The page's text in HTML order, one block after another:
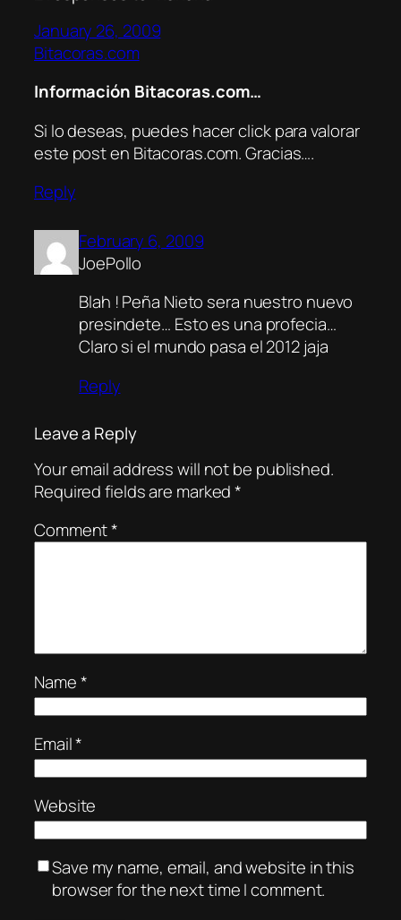
January 26, 2009
Bitacoras.com
Información Bitacoras.com…
Si lo deseas, puedes hacer click para valorar
este post en Bitacoras.com. Gracias….
Reply
February 6, 2009
JoePollo
Blah ! Peña Nieto sera nuestro nuevo
presindete… Esto es una profecia…
Claro si el mundo pasa el 2012 jaja
Reply
Leave a Reply
Your email address will not be published.
Required fields are marked*
Comment*
Name*
Email*
Website
Save my name, email, and website in this
browser for the next time I comment.